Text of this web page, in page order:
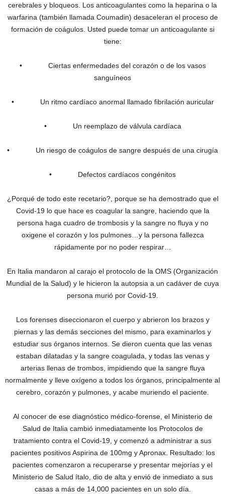
cerebrales y bloqueos. Los anticoagulantes como la heparina o la
warfarina (también llamada Coumadin) desaceleran el proceso de
formación de coágulos. Usted puede tomar un anticoagulante si
tiene:
• Ciertas enfermedades del corazón o de los vasos
sanguíneos
• Un ritmo cardíaco anormal llamado fibrilación auricular
• Un reemplazo de válvula cardíaca
• Un riesgo de coágulos de sangre después de una cirugía
• Defectos cardíacos congénitos
¿Porqué de todo este recetario?, porque se ha demostrado que el
Covid-19 lo que hace es coagular la sangre, haciendo que la
persona haga cuadro de trombosis y la sangre no fluya y no
oxigene el corazón y los pulmones…y la persona fallezca
rápidamente por no poder respirar…
En Italia mandaron al carajo el protocolo de la OMS (Organización
Mundial de la Salud) y le hicieron la autopsia a un cadáver de cuya
persona murió por Covid-19.
Los forenses diseccionaron el cuerpo y abrieron los brazos y
piernas y las demás secciones del mismo, para examinarlos y
estudiar sus órganos internos. Se dieron cuenta que las venas
estaban dilatadas y la sangre coagulada, y todas las venas y
arterias llenas de trombos, impidiendo que la sangre fluya
normalmente y lleve oxígeno a todos los órganos, principalmente al
cerebro, corazón y pulmones, y acabe muriendo el paciente.
Al conocer de ese diagnóstico médico-forense, el Ministerio de
Salud de Italia cambió inmediatamente los Protocolos de
tratamiento contra el Covid-19, y comenzó a administrar a sus
pacientes positivos Aspirina de 100mg y Apronax. Resultado: los
pacientes comenzaron a recuperarse y presentar mejorías y el
Ministerio de Salud ítalo, dio de alta y envió de inmediato a sus
casas a más de 14,000 pacientes en un solo día.